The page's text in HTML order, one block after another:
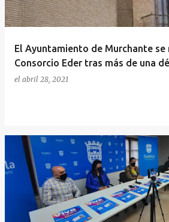
El Ayuntamiento de Murchante se
Consorcio Eder tras más de una
el abril 28, 2021